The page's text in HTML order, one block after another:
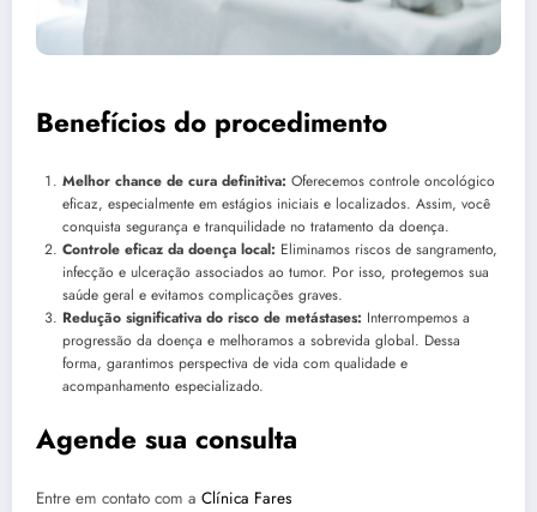
Benefícios do procedimento
Melhor chance de cura definitiva: Oferecemos controle oncológico
eficaz, especialmente em estágios iniciais e localizados. Assim, você
conquista segurança e tranquilidade no tratamento da doença.
Controle eficaz da doença local: Eliminamos riscos de sangramento,
infecção e ulceração associados ao tumor. Por isso, protegemos sua
saúde geral e evitamos complicações graves.
Redução significativa do risco de metástases: Interrompemos a
progressão da doença e melhoramos a sobrevida global. Dessa
forma, garantimos perspectiva de vida com qualidade e
acompanhamento especializado.
Agende sua consulta
Entre em contato com a Clínica Fares